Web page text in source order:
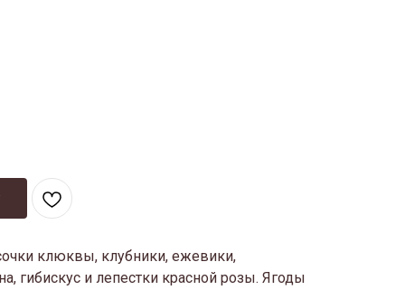
клюквы, клубники, ежевики,
гибискус и лепестки красной розы. Ягоды